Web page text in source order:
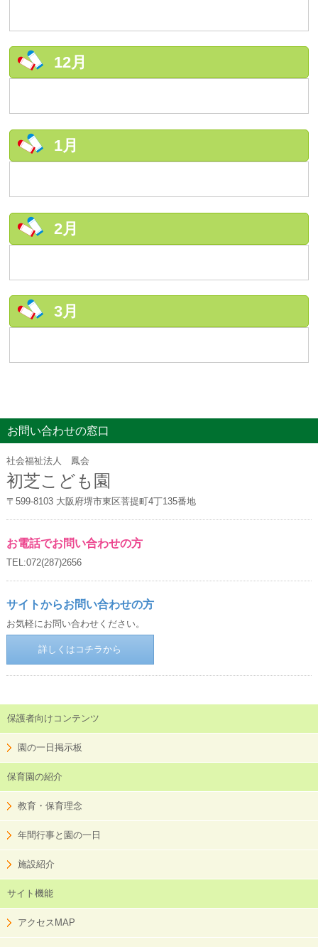
12月
1月
2月
3月
お問い合わせの窓口
社会福祉法人 鳳会
初芝こども園
〒599-8103 大阪府堺市東区菩提町4丁135番地
お電話でお問い合わせの方
TEL:072(287)2656
サイトからお問い合わせの方
お気軽にお問い合わせください。
詳しくはコチラから
保護者向けコンテンツ
園の一日掲示板
保育園の紹介
教育・保育理念
年間行事と園の一日
施設紹介
サイト機能
アクセスMAP